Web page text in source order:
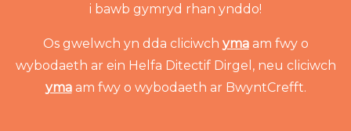
i bawb gymryd rhan ynddo!
Os gwelwch yn dda cliciwch ymaam fwy o
wybodaeth ar ein Helfa Ditectif Dirgel, neu cliciwch
ymaam fwy o wybodaeth ar BwyntCrefft.